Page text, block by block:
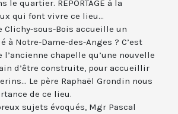
le quartier. REPORTAGE à la
qui font vivre ce lieu...
Clichy-sous-Bois accueille un
à Notre-Dame-des-Anges ? C’est
chapelle qu’une nouvelle
d’être construite, pour accueillir
Le père Raphaël Grondin nous
de ce lieu.
sujets évoqués, Mgr Pascal